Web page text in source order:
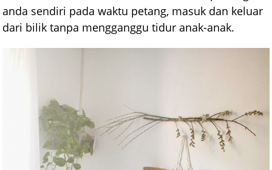
anda sendiri pada waktu petang, masuk dan keluar
dari bilik tanpa mengganggu tidur anak-anak.